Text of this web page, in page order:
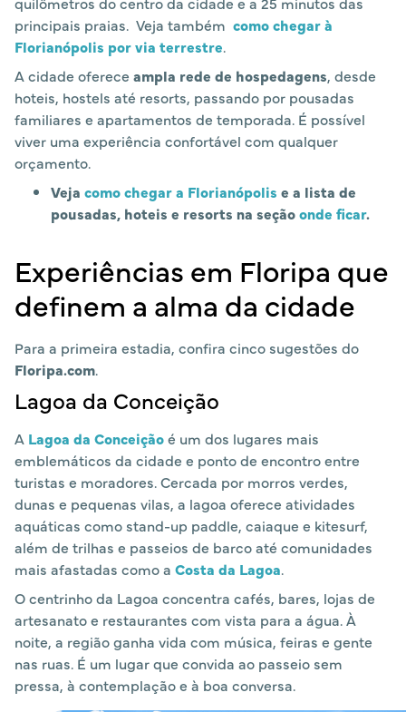
principais praias. Veja também como chegar à
Florianópolis por via terrestre.
A cidade oferece ampla rede de hospedagens, desde
hoteis, hostels até resorts, passando por pousadas
familiares e apartamentos de temporada. É possível
viver uma experiência confortável com qualquer
orçamento.
Veja como chegar a Florianópolis e a lista de
pousadas, hoteis e resorts na seçãoonde ficar.
Experiências em Floripa que
definem a alma da cidade
Para a primeira estadia, confira cinco sugestões do
Floripa.com.
Lagoa da Conceição
A Lagoa da Conceiçãoé um dos lugares mais
emblemáticos da cidade e ponto de encontro entre
turistas e moradores. Cercada por morros verdes,
dunas e pequenas vilas, a lagoa oferece atividades
aquáticas como stand-up paddle, caiaque e kitesurf,
além de trilhas e passeios de barco até comunidades
mais afastadas como a Costa da Lagoa.
O centrinho da Lagoa concentra cafés, bares, lojas de
artesanato e restaurantes com vista para a água. À
noite, a região ganha vida com música, feiras e gente
nas ruas. É um lugar que convida ao passeio sem
pressa, à contemplação e à boa conversa.